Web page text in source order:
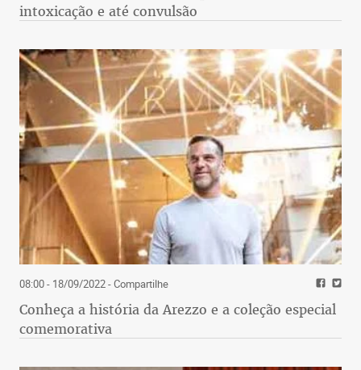
intoxicação e até convulsão
08:00 - 18/09/2022- Compartilhe
Conheça a história da Arezzo e a coleção especial
comemorativa